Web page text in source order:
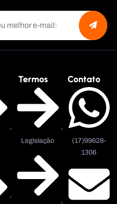
Termos
Legislação
Contato
(17)99628-
1306